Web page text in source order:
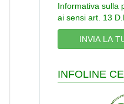
Informativa sulla
ai sensi art. 13
INFOLINE